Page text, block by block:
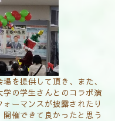
を提供して頂き、また、
の学生さんとのコラボ演
ーマンスが披露されたり
催できて良かったと思う